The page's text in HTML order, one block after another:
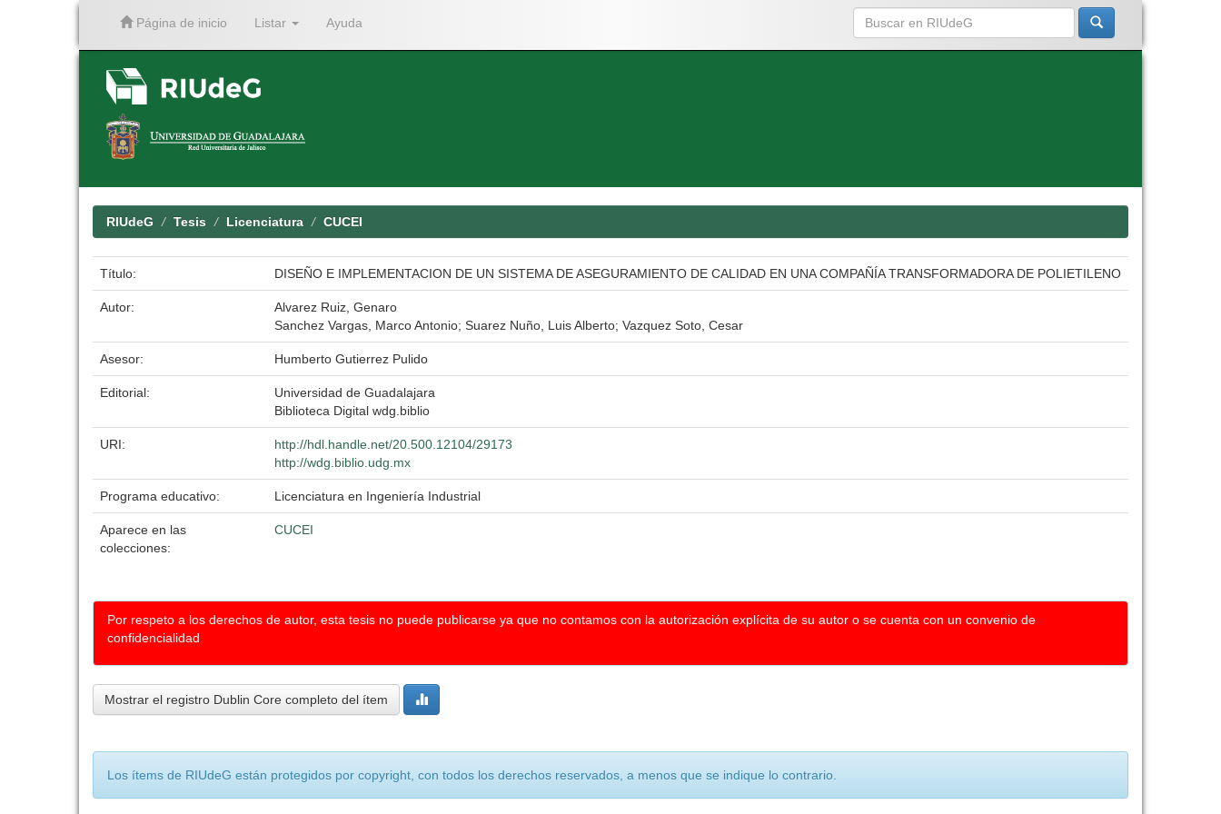
Página de inicio Listar Ayuda
RIUdeG Tesis Licenciatura CUCEI
Título: DISEÑO E IMPLEMENTACION DE UN SISTEMA DE ASEGURAMIENTO DE CALIDAD EN UNA COMPAÑÍA TRANSFORMADORA DE POLIETILENO
Autor:
Alvarez Ruiz, Genaro
Sanchez Vargas, Marco Antonio; Suarez Nuño, Luis Alberto; Vazquez Soto, Cesar
Asesor: Humberto Gutierrez Pulido
Editorial:
Universidad de Guadalajara
Biblioteca Digital wdg.biblio
URI:
http://hdl.handle.net/20.500.12104/29173
http://wdg.biblio.udg.mx
Programa educativo: Licenciatura en Ingeniería Industrial
Aparece en las
colecciones:
CUCEI
Por respeto a los derechos de autor, esta tesis no puede publicarse ya que no contamos con la autorización explícita de su autor o se cuenta con un convenio de
confidencialidad
Mostrar el registro Dublin Core completo del ítem
Los ítems de RIUdeG están protegidos por copyright, con todos los derechos reservados, a menos que se indique lo contrario.